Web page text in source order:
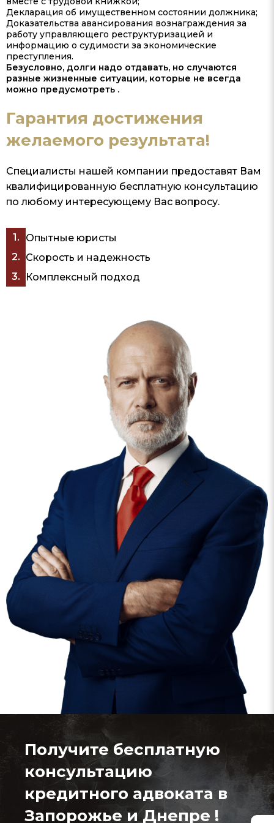
Декларация об имущественном состоянии должника;
Доказательства авансирования вознаграждения за
работу управляющего реструктуризацией и
информацию о судимости за экономические
преступления.
Безусловно, долги надо отдавать, но случаются
разные жизненные ситуации, которые не всегда
можно предусмотреть .
Гарантия достижения
желаемого результата!
Специалисты нашей компании предоставят Вам
квалифицированную бесплатную консультацию
по любому интересующему Вас вопросу.
Опытные юристы
Скорость и надежность
Комплексный подход
Получите бесплатную
консультацию
кредитного адвоката в
Запорожье и Днепре !